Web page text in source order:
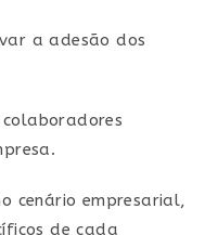
a adesão dos
cenário empresarial,
de cada